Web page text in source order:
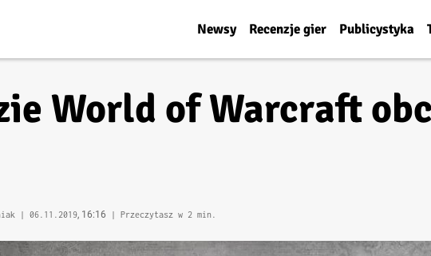
Newsy Recenzje gier Publicystyka
World of Warcraft
| 06.11.2019, 16:16 | Przeczytasz w 2 min.